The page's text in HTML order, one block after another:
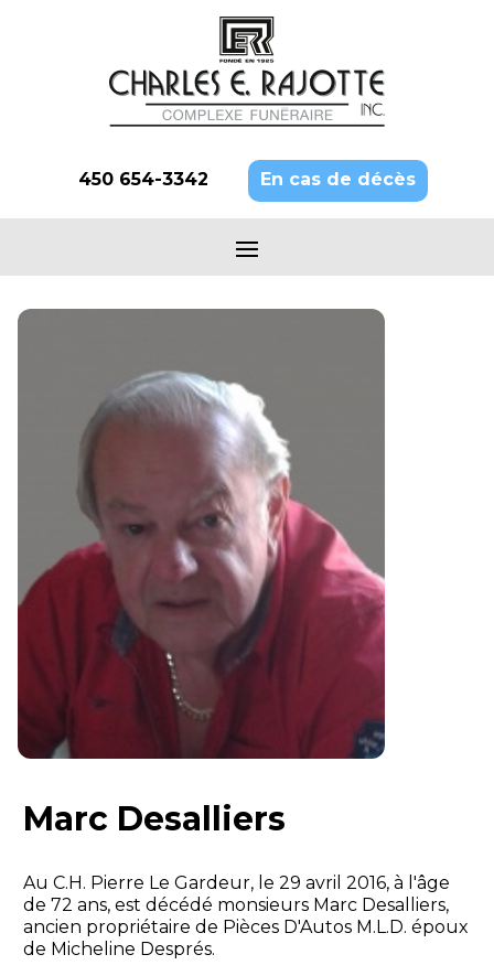
450 654-3342 En cas de décès
Marc Desalliers
Au C.H. Pierre Le Gardeur, le 29 avril 2016, à l'âge
de 72 ans, est décédé monsieurs Marc Desalliers,
ancien propriétaire de Pièces D'Autos M.L.D. époux
de Micheline Després.